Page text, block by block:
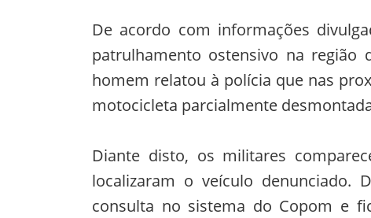
De acordo com informações
patrulhamento ostensivo na
homem relatou à polícia que nas
motocicleta parcialmente
Diante disto, os militares
localizaram o veículo denunciado.
consulta no sistema do Copom e